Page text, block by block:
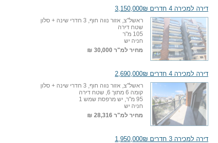
דירה למכירה 4 חדרים 3,150,000₪
ראשל"צ, אזור נווה חוף, 3 חדרי שינה + סלון
שטח דירה
105 מ"ר
חניה יש
מחיר למ"ר 30,000 ₪
דירה למכירה 4 חדרים 2,690,000₪
ראשל"צ, אזור נווה חוף, 3 חדרי שינה + סלון
קומה 6 מתוך 6, שטח דירה
95 מ"ר, יש מרפסת שמש 1
חניה יש
מחיר למ"ר 28,316 ₪
דירה למכירה 3 חדרים 1,950,000₪